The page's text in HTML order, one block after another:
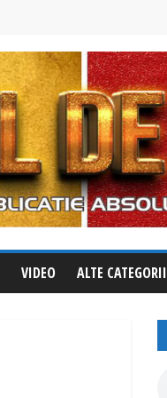
VIDEO ALTE CATEGORII